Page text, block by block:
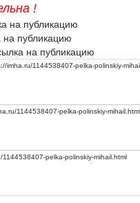
!
на публикацию
на публикацию
на публикацию